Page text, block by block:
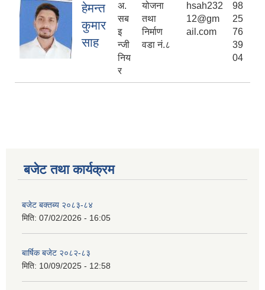
हेमन्त
कुमार
साह
अ.
सब
इ
न्जी
निय
र
योजना
तथा
निर्माण
वडा नं.८
hsah232
12@gm
ail.com
98
25
76
39
04
बजेट तथा कार्यक्रम
बजेट बक्तब्य २०८३-८४
मिति: 07/02/2026 - 16:05
बार्षिक बजेट २०८२-८३
मिति: 10/09/2025 - 12:58